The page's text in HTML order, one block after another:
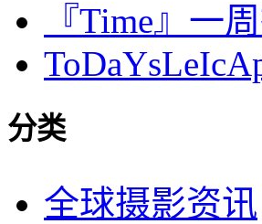
『Time』一
分类
全球摄影资讯